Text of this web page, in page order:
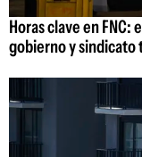
Horas clave en
gobierno y sindicato